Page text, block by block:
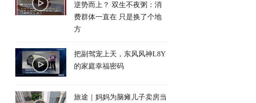
逆势而上？ 双生不夜粥：消
费群体一直在 只是换了个地
方
把副驾宠上天，东风风神L8Y
的家庭幸福密码
旅途｜妈妈为脑瘫儿子卖房当